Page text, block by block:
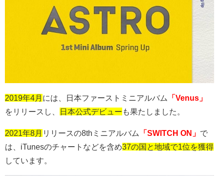
2019年4月 には、日本ファーストミニアルバム
「Venus」
をリリースし、
日本公式デビュー も果たしました。
2021年8月 リリースの8th ミニアルバム 「SWITCH ON」 で
は、iTunesのチャートなどを含め37の国と地域で1位を獲得
しています。